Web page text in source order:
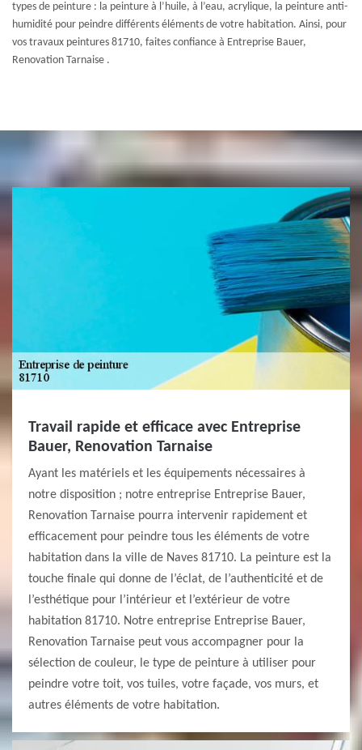
types de peinture : la peinture à l’huile, à l’eau, acrylique, la peinture anti-
humidité pour peindre différents éléments de votre habitation. Ainsi, pour
vos travaux peintures 81710, faites confiance à Entreprise Bauer,
Renovation Tarnaise .
Travail rapide et efficace avec Entreprise
Bauer, Renovation Tarnaise
Ayant les matériels et les équipements nécessaires à
notre disposition ; notre entreprise Entreprise Bauer,
Renovation Tarnaise pourra intervenir rapidement et
efficacement pour peindre tous les éléments de votre
habitation dans la ville de Naves 81710. La peinture est la
touche finale qui donne de l’éclat, de l’authenticité et de
l’esthétique pour l’intérieur et l’extérieur de votre
habitation 81710. Notre entreprise Entreprise Bauer,
Renovation Tarnaise peut vous accompagner pour la
sélection de couleur, le type de peinture à utiliser pour
peindre votre toit, vos tuiles, votre façade, vos murs, et
autres éléments de votre habitation.